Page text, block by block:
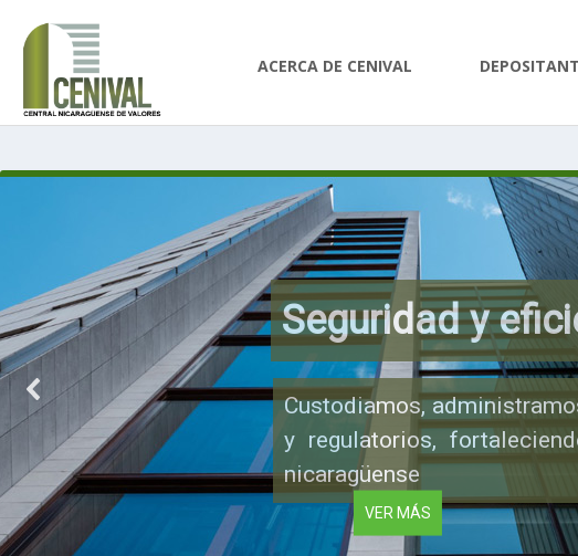
ACERCA DE CENIVAL
Seguridad y
Custodiamos,
y regulatorios,
nicaragüense
VER MÁS